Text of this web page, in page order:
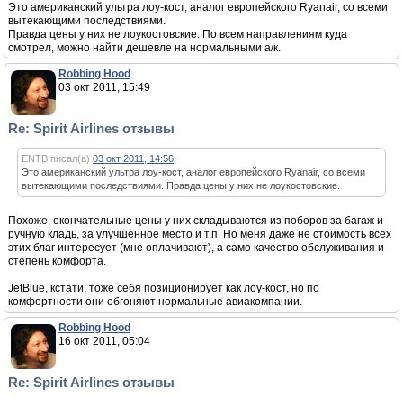
Это американский ультра лоу-кост, аналог европейского Ryanair, со всеми
вытекающими последствиями.
Правда цены у них не лоукостовские. По всем направлениям куда
смотрел, можно найти дешевле на нормальными а/к.
Robbing Hood
03 окт 2011, 15:49
Re: Spirit Airlines отзывы
ENTB писал(а) 03 окт 2011, 14:56:
Это американский ультра лоу-кост, аналог европейского Ryanair, со всеми
вытекающими последствиями. Правда цены у них не лоукостовские.
Похоже, окончательные цены у них складываются из поборов за багаж и
ручную кладь, за улучшенное место и т.п. Но меня даже не стоимость всех
этих благ интересует (мне оплачивают), а само качество обслуживания и
степень комфорта.
JetBlue, кстати, тоже себя позиционирует как лоу-кост, но по
комфортности они обгоняют нормальные авиакомпании.
Robbing Hood
16 окт 2011, 05:04
Re: Spirit Airlines отзывы